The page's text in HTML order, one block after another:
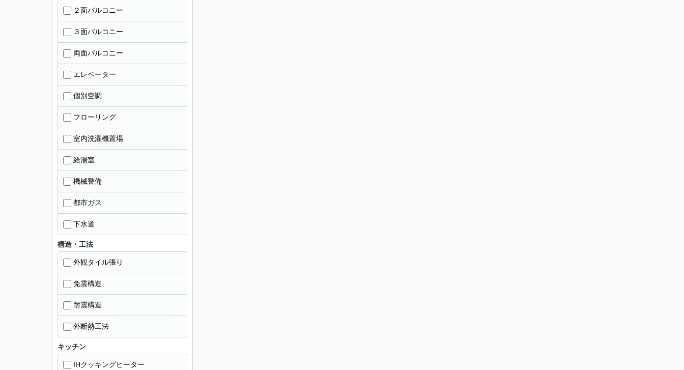
２面バルコニー
３面バルコニー
両面バルコニー
エレベーター
個別空調
フローリング
室内洗濯機置場
給湯室
機械警備
都市ガス
下水道
構造・工法
外観タイル張り
免震構造
耐震構造
外断熱工法
キッチン
IHクッキングヒーター